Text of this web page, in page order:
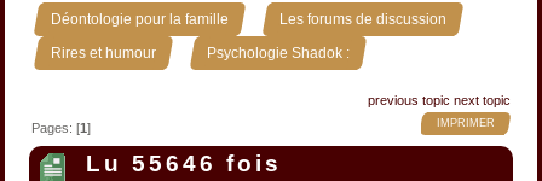
Déontologie pour la famille » Les forums de discussion »
Rires et humour » Psychologie Shadok :
previous topic next topic
IMPRIMER
Pages: [1]
Lu 55646 fois